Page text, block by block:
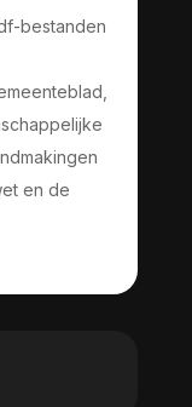
bestanden
en de